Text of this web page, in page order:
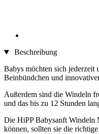
Beschreibung
Babys möchten sich
Beinbündchen und
Außerdem sind die Windeln
und das bis zu 12 Stunden
Die HiPP Babysanft Windeln
können, sollten sie die